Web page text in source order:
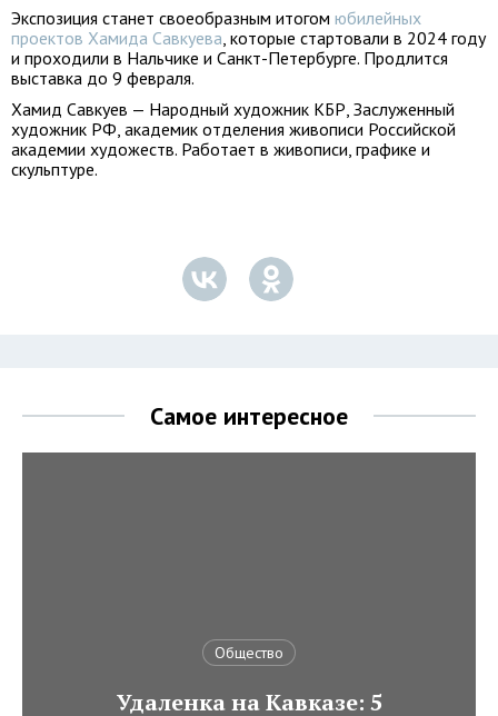
Экспозиция станет своеобразным итогом юбилейных
проектов Хамида Савкуева, которые стартовали в 2024 году
и проходили в Нальчике и Санкт-Петербурге. Продлится
выставка до 9 февраля.
Хамид Савкуев — Народный художник КБР, Заслуженный
художник РФ, академик отделения живописи Российской
академии художеств. Работает в живописи, графике и
скульптуре.
Самое интересное
Общество
Удаленка на Кавказе: 5